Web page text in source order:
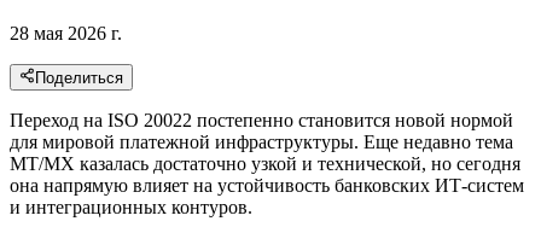
28 мая 2026 г.
Поделиться
Переход на ISO 20022 постепенно становится новой нормой
для мировой платежной инфраструктуры. Еще недавно тема
MT/MX казалась достаточно узкой и технической, но сегодня
она напрямую влияет на устойчивость банковских ИТ-систем
и интеграционных контуров.